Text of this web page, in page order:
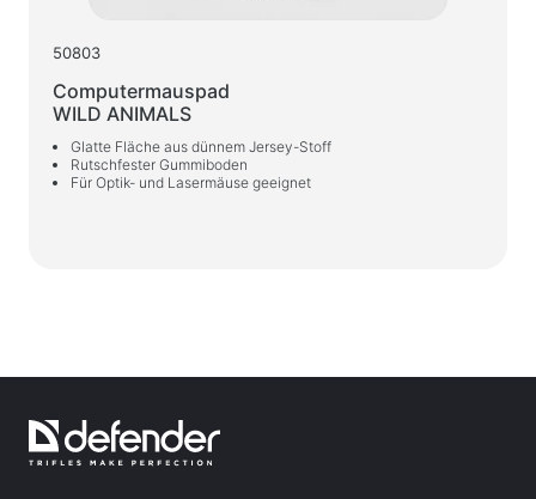
50803
Computermauspad
WILD ANIMALS
Glatte Fläche aus dünnem Jersey-Stoff
Rutschfester Gummiboden
Für Optik- und Lasermäuse geeignet